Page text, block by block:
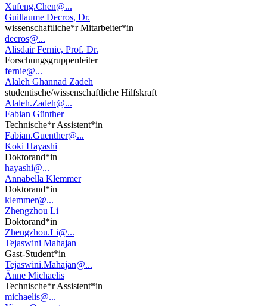
Xufeng.Chen@...
Guillaume Decros, Dr.
wissenschaftliche*r Mitarbeiter*in
decros@...
Alisdair Fernie, Prof. Dr.
Forschungsgruppenleiter
fernie@...
Alaleh Ghannad Zadeh
studentische/wissenschaftliche Hilfskraft
Alaleh.Zadeh@...
Fabian Günther
Technische*r Assistent*in
Fabian.Guenther@...
Koki Hayashi
Doktorand*in
hayashi@...
Annabella Klemmer
Doktorand*in
klemmer@...
Zhengzhou Li
Doktorand*in
Zhengzhou.Li@...
Tejaswini Mahajan
Gast-Student*in
Tejaswini.Mahajan@...
Änne Michaelis
Technische*r Assistent*in
michaelis@...